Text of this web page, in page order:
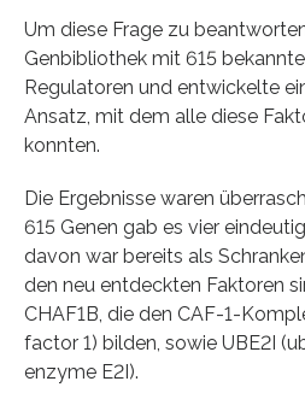
Um diese Frage zu
Genbibliothek mit 615
Regulatoren und entwickelte
Ansatz, mit dem alle diese
konnten.
Die Ergebnisse waren
615 Genen gab es vier
davon war bereits als
den neu entdeckten Faktoren
CHAF1B, die den CAF-1-
factor 1) bilden, sowie UBE2I
enzyme E2I).